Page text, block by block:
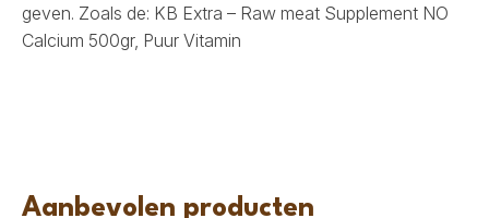
geven. Zoals de: KB Extra – Raw meat Supplement NO
Calcium 500gr, Puur Vitamin
Aanbevolen producten